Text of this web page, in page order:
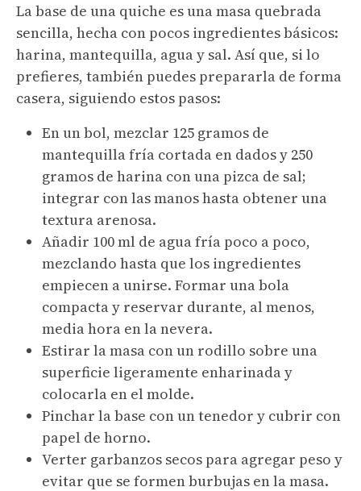
La base de una quiche es una masa quebrada
sencilla, hecha con pocos ingredientes básicos:
harina, mantequilla, agua y sal. Así que, si lo
prefieres, también puedes prepararla de forma
casera, siguiendo estos pasos:
En un bol, mezclar 125 gramos de
mantequilla fría cortada en dados y 250
gramos de harina con una pizca de sal;
integrar con las manos hasta obtener una
textura arenosa.
Añadir 100 ml de agua fría poco a poco,
mezclando hasta que los ingredientes
empiecen a unirse. Formar una bola
compacta y reservar durante, al menos,
media hora en la nevera.
Estirar la masa con un rodillo sobre una
superficie ligeramente enharinada y
colocarla en el molde.
Pinchar la base con un tenedor y cubrir con
papel de horno.
Verter garbanzos secos para agregar peso y
evitar que se formen burbujas en la masa.